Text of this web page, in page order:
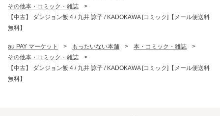
その他本・コミック・雑誌
>
【中古】 ダンジョン飯 4 / 九井 諒子 / KADOKAWA [コミック]【メール便送料
無料】
au PAY マーケット > もったいない本舗 > 本・コミック・雑誌
>
その他本・コミック・雑誌
>
【中古】 ダンジョン飯 4 / 九井 諒子 / KADOKAWA [コミック]【メール便送料
無料】